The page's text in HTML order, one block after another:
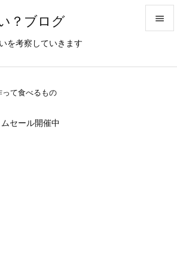
？ブログ
を考察していきます

って食べるもの
ムセール開催中